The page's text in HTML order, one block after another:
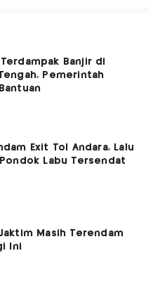
Banjir di
Pemerintah
Exit Tol Andara, Lalu
Labu Tersendat
Masih Terendam
Ini